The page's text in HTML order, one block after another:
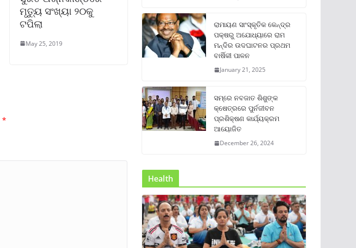
ମୃତ୍ୟୁ ସଂଖ୍ୟା ୨୦କୁ
ଟପିଲା
May 25, 2019
*
ରାମାୟଣ ସାଂସ୍କୃତିକ କେନ୍ଦ୍ର
ପକ୍ଷରୁ ଅଯୋଧ୍ୟାରେ ରାମ
ମନ୍ଦିର ଉଦଘାଟନର ପ୍ରଥମ
ବାର୍ଷିକୀ ପାଳନ
January 21, 2025
ସମ୍‌ରେ ନବଜାତ ଶିଶୁଙ୍କ
କ୍ଷେତ୍ରରେ ପୁର୍ନଜୀବନ
ପ୍ରଶିକ୍ଷଣ କାର୍ଯ୍ୟକ୍ରମ
ଆୟୋଜିତ
December 26, 2024
Health